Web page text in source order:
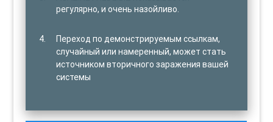
регулярно, и очень назойливо.
Переход по демонстрируемым ссылкам,
случайный или намеренный, может стать
источником вторичного заражения вашей
системы